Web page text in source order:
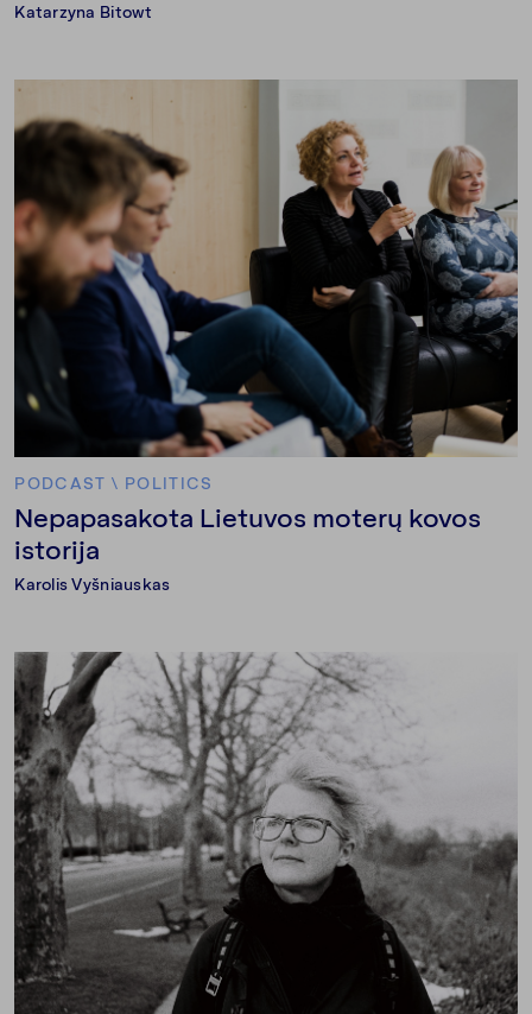
Katarzyna Bitowt
PODCAST \ POLITICS
Nepapasakota Lietuvos moterų kovos
istorija
Karolis Vyšniauskas